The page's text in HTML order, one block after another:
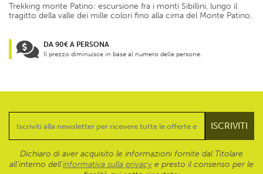
Trekking monte Patino: escursione fra i monti Sibillini, lungo il
tragitto della valle dei mille colori fino alla cima del Monte Patino.
DA 90€ A PERSONA
Il prezzo diminuisce in base al numero delle persone.
Dichiaro di aver acquisito le informazioni fornite dal Titolare
all’interno dell'informativa sulla privacy e presto il consenso per le